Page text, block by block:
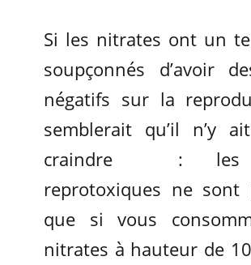
Si les nitrates ont un
soupçonnés d’avoir
négatifs sur la
semblerait qu’il n’y
craindre : les
reprotoxiques ne sont
que si vous
nitrates à hauteur de